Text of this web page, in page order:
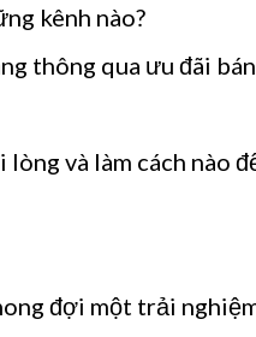
kênh nào?
thông qua ưu đãi bán
và làm cách nào
đợi một trải